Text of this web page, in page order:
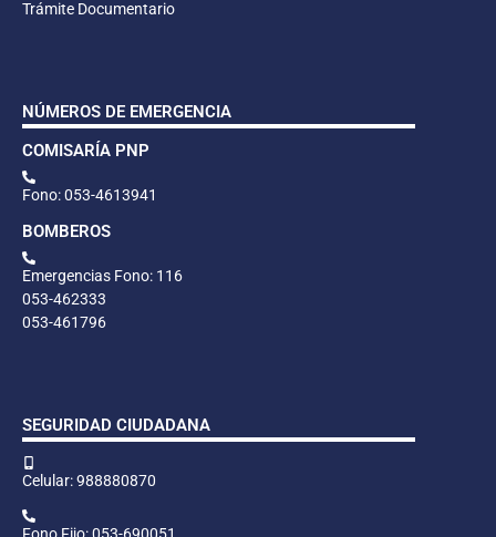
Trámite Documentario
NÚMEROS DE EMERGENCIA
COMISARÍA PNP
Fono: 053-4613941
BOMBEROS
Emergencias Fono: 116
053-462333
053-461796
SEGURIDAD CIUDADANA
Celular: 988880870
Fono Fijo: 053-690051